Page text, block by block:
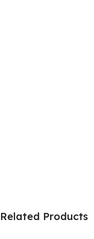
Related Products